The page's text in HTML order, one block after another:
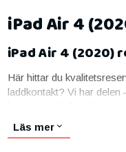
iPad Air 4
iPad Air 4 (2020)
Här hittar du
laddkontakt? Vi har
Skärmar till iPad Air
Läs mer